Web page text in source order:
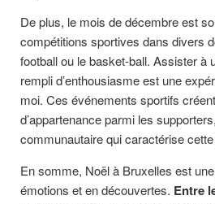
De plus, le mois de décembre est
compétitions sportives dans divers
football ou le basket-ball. Assister à
rempli d’enthousiasme est une
moi. Ces événements sportifs
d’appartenance parmi les
communautaire qui caractérise
En somme, Noël à Bruxelles est
émotions et en découvertes. Entre